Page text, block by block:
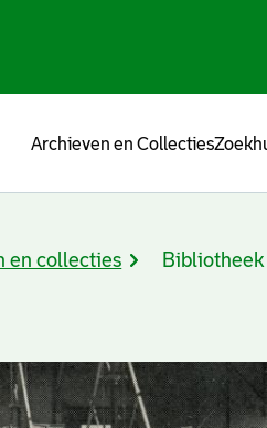
Archieven en Collecties
en collecties Bibliotheek